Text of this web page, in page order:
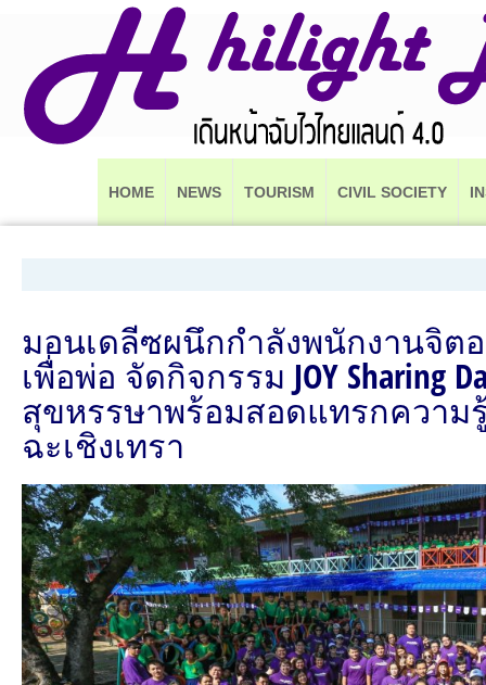
HOME NEWS TOURISM CIVIL SOCIETY
มอนเดลีซผนึกกำลังพนักงานจิต
เพื่อพ่อ จัดกิจกรรม JOY Sharing
สุขหรรษาพร้อมสอดแทรกความ
ฉะเชิงเทรา